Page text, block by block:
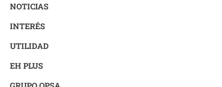
NOTICIAS
INTERÉS
UTILIDAD
EH PLUS